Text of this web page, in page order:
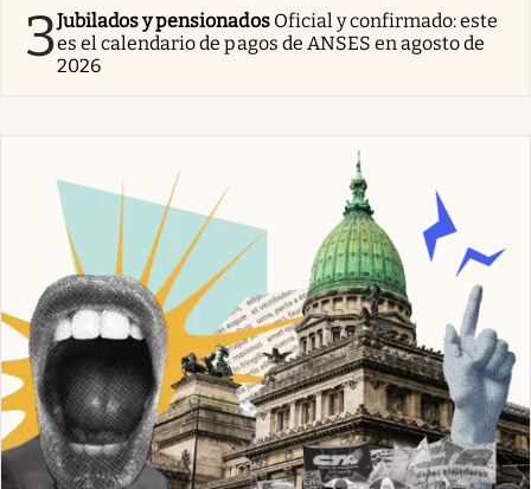
3Jubilados y pensionados Oficial y confirmado: este
es el calendario de pagos de ANSES en agosto de
2026